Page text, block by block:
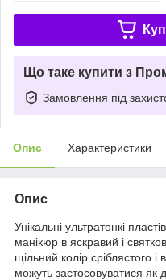
Що таке купити з
Замовлення під
Опис Характеристики
Опис
Унікальні ультратонкі
манікюр в яскравий і
щільний колір сріблястого і
можуть застосовуватися як